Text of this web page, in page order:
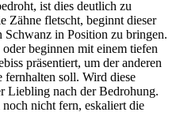
ist dies deutlich zu
Zähne fletscht, beginnt dieser
Schwanz in Position zu bringen.
beginnen mit einem tiefen
präsentiert, um der anderen
fernhalten soll. Wird diese
Liebling nach der Bedrohung.
nicht fern, eskaliert die